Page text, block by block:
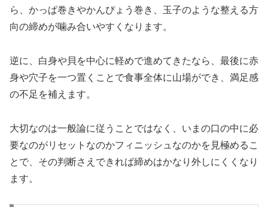
ら、かっぱ巻きやかんぴょう巻き、玉子のような整える方
向の締めが噛み合いやすくなります。
逆に、白身や貝を中心に軽めで進めてきたなら、最後に赤
身や穴子を一つ置くことで食事全体に山場ができ、満足感
の不足を補えます。
大切なのは一般論に従うことではなく、いまの口の中に必
要なのがリセットなのかフィニッシュなのかを見極めるこ
とで、その判断さえできれば締めはかなり外しにくくなり
ます。